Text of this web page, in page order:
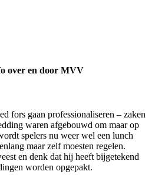
over en door MVV
fors gaan professionaliseren – zaken
waren afgebouwd om maar op
spelers nu weer wel een lunch
maar zelf moesten regelen.
en denk dat hij heeft bijgetekend
worden opgepakt.